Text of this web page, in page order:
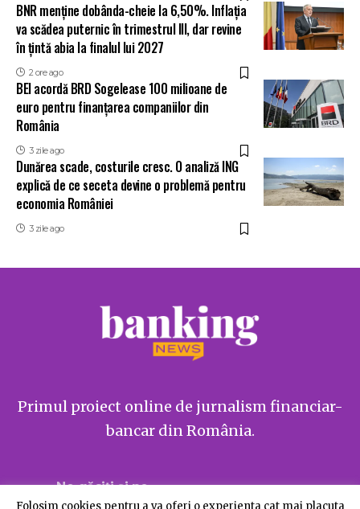
BNR menține dobânda-cheie la 6,50%. Inflația
va scădea puternic în trimestrul III, dar revine
în țintă abia la finalul lui 2027
2 ore ago
BEI acordă BRD Sogelease 100 milioane de
euro pentru finanțarea companiilor din
România
3 zile ago
Dunărea scade, costurile cresc. O analiză ING
explică de ce seceta devine o problemă pentru
economia României
3 zile ago
Primul proiect online de jurnalism financiar-
bancar din România.
Ne găsiți și pe
Folosim cookies pentru a va oferi o experienta cat mai placuta